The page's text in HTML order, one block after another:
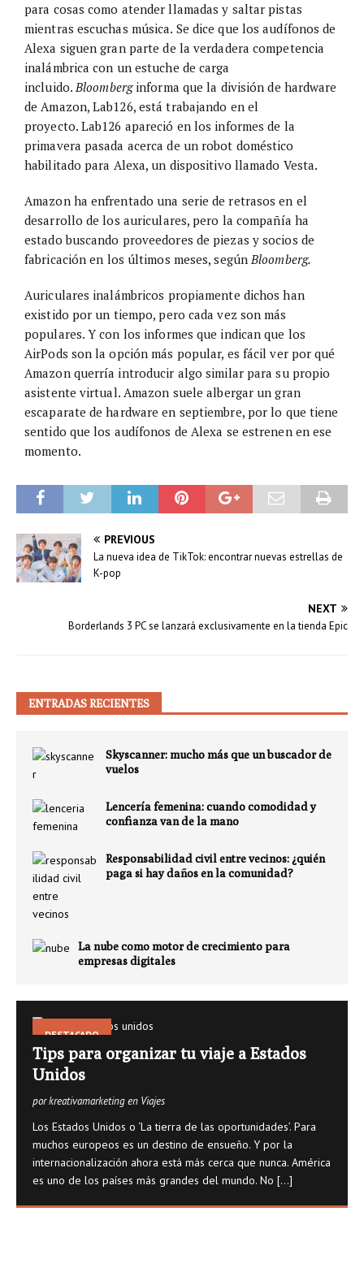
para cosas como atender llamadas y saltar pistas
mientras escuchas música. Se dice que los audífonos de
Alexa siguen gran parte de la verdadera competencia
inalámbrica con un estuche de carga
incluido.Bloomberginforma que la división de hardware
de Amazon, Lab126, está trabajando en el
proyecto. Lab126 apareció en los informes de la
primavera pasada acerca de un robot doméstico
habilitado para Alexa, un dispositivo llamado Vesta.
Amazon ha enfrentado una serie de retrasos en el
desarrollo de los auriculares, pero la compañía ha
estado buscando proveedores de piezas y socios de
fabricación en los últimos meses, segúnBloomberg.
Auriculares inalámbricos propiamente dichos han
existido por un tiempo, pero cada vez son más
populares. Y con los informes que indican que los
AirPods son la opción más popular, es fácil ver por qué
Amazon querría introducir algo similar para su propio
asistente virtual. Amazon suele albergar un gran
escaparate de hardware en septiembre, por lo que tiene
sentido que los audífonos de Alexa se estrenen en ese
momento.
PREVIOUS
La nueva idea de TikTok: encontrar nuevas estrellas de
K-pop
NEXT
Borderlands 3 PC se lanzará exclusivamente en la tienda Epic
ENTRADAS RECIENTES
Skyscanner: mucho más que un buscador de
vuelos
Lencería femenina: cuando comodidad y
confianza van de la mano
Responsabilidad civil entre vecinos: ¿quién
paga si hay daños en la comunidad?
La nube como motor de crecimiento para
empresas digitales
DESTACADO
Tips para organizar tu viaje a Estados
Unidos
por kreativamarketing en Viajes
Los Estados Unidos o ‘La tierra de las oportunidades’. Para
muchos europeos es un destino de ensueño. Y por la
internacionalización ahora está más cerca que nunca. América
es uno de los países más grandes del mundo. No [...]